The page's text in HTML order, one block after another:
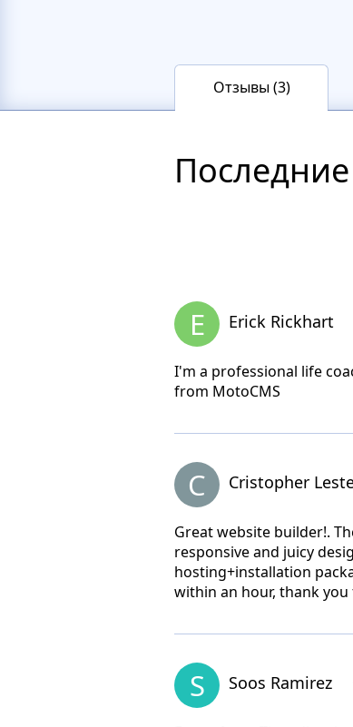
Отзывы (3)
E Erick Rickhart
I'm a professional life
from MotoCMS
C Cristopher
Great website builder!.
responsive and juicy
hosting+installation
within an hour, thank
S Soos Ramirez